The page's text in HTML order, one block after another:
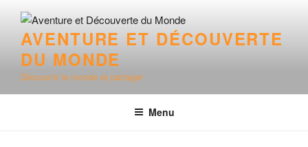
contenu
principal
AVENTURE ET DÉCOUVERTE
DU MONDE
Découvrir le monde et partager
Menu